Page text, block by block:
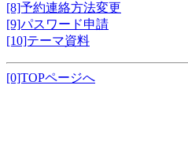
[8]予約連絡方法変更
[9]パスワード申請
[10]テーマ資料
[0]TOPページへ